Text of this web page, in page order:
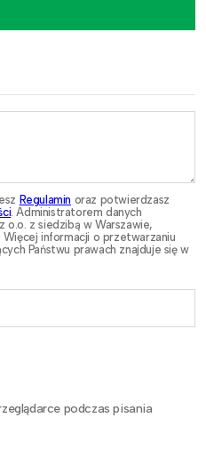
Regulamin oraz potwierdzasz
. Administratorem danych
o.o. z siedzibą w Warszawie,
informacji o przetwarzaniu
Państwu prawach znajduje się w
podczas pisania